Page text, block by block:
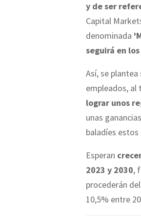
y de ser
Capital
denominada
seguirá en
Así, se
empleados, al
lograr unos
unas
baladíes
Esperan
2023 y 2030,
procederán
10,5% entre